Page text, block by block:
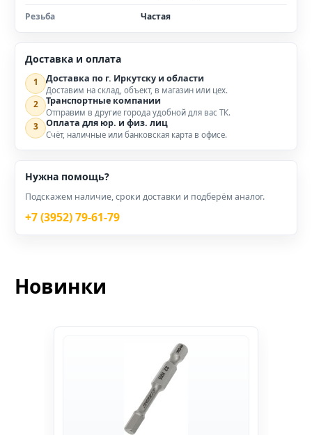
Резьба Частая
Доставка и оплата
1 Доставка по г. Иркутску и области
Доставим на склад, объект, в магазин или цех.
2 Транспортные компании
Отправим в другие города удобной для вас ТК.
3 Оплата для юр. и физ. лиц
Счёт, наличные или банковская карта в офисе.
Нужна помощь?
Подскажем наличие, сроки доставки и подберём аналог.
+7 (3952) 79-61-79
Новинки